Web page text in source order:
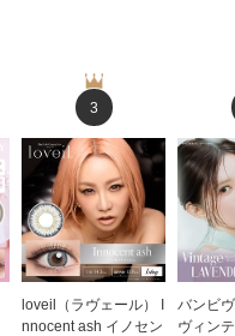
3
loveil（ラヴェール） I
nnocent ash イノセン
バンビ
ヴィン